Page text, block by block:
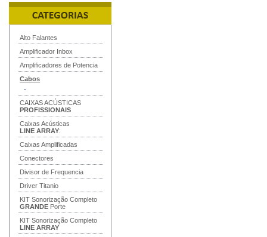
Alto Falantes
Amplificador Inbox
Amplificadores de Potencia
Cabos
-
CAIXAS ACÚSTICAS
PROFISSIONAIS
Caixas Acústicas
LINE ARRAY:
Caixas Amplificadas
Conectores
Divisor de Frequencia
Driver Titanio
KIT Sonorização Completo
GRANDE Porte
KIT Sonorização Completo
LINE ARRAY